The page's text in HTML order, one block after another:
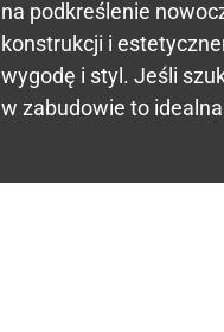
na podkreślenie
konstrukcji i
wygodę i styl. Jeśli
w zabudowie to